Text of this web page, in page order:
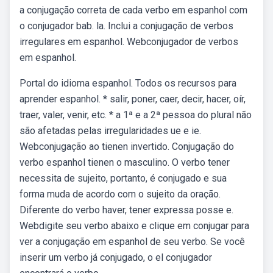
a conjugação correta de cada verbo em espanhol com
o conjugador bab. la. Inclui a conjugação de verbos
irregulares em espanhol. Webconjugador de verbos
em espanhol.
Portal do idioma espanhol. Todos os recursos para
aprender espanhol. * salir, poner, caer, decir, hacer, oír,
traer, valer, venir, etc. * a 1ª e a 2ª pessoa do plural não
são afetadas pelas irregularidades ue e ie.
Webconjugação ao tienen invertido. Conjugação do
verbo espanhol tienen o masculino. O verbo tener
necessita de sujeito, portanto, é conjugado e sua
forma muda de acordo com o sujeito da oração.
Diferente do verbo haver, tener expressa posse e.
Webdigite seu verbo abaixo e clique em conjugar para
ver a conjugação em espanhol de seu verbo. Se você
inserir um verbo já conjugado, o el conjugador